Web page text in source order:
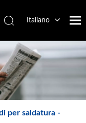
Italiano
简体中文
English
per saldatura -